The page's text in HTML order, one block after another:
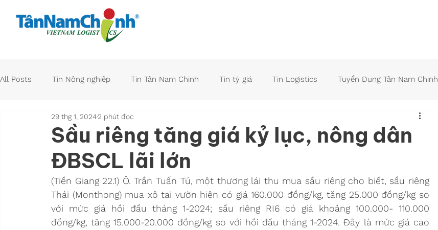
All Posts Tin Nông nghiệp Tin Tân Nam Chinh Tin tỷ giá Tin Logistics Tuyển Dụng Tân Nam Chinh
Sầu riêng tăng giá kỷ lục, nông dân
ĐBSCL lãi lớn
29 thg 1, 20242 phút đọc
(Tiền Giang 22.1) Ô. Trần Tuấn Tú, một thương lái thu mua sầu riêng cho biết, sầu riêng
Thái (Monthong) mua xô tại vườn hiện có giá 160.000 đồng/kg, tăng 25.000 đồng/kg so
với mức giá hồi đầu tháng 1-2024; sầu riêng RI6 có giá khoảng 100.000- 110.000
đồng/kg, tăng 15.000-20.000 đồng/kg so với hồi đầu tháng 1-2024. Đây là mức giá cao